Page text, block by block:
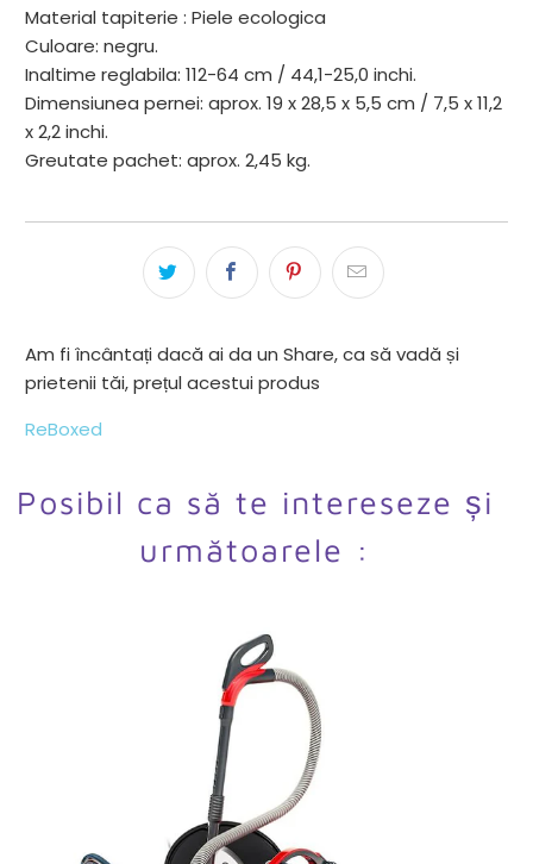
Material tapiterie : Piele ecologica
Culoare: negru.
Inaltime reglabila: 112-64 cm / 44,1-25,0 inchi.
Dimensiunea pernei: aprox. 19 x 28,5 x 5,5 cm / 7,5 x 11,2
x 2,2 inchi.
Greutate pachet: aprox. 2,45 kg.
Am fi încântați dacă ai da un Share, ca să vadă și
prietenii tăi, prețul acestui produs
ReBoxed
Posibil ca să te intereseze și
următoarele :